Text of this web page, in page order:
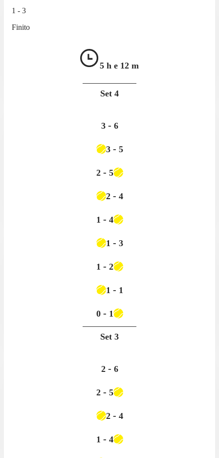
1 - 3
Finito
5 h e 12 m
Set 4
3 - 6
3 - 5
2 - 5
2 - 4
1 - 4
1 - 3
1 - 2
1 - 1
0- 1
Set 3
2 - 6
2 - 5
2 - 4
1 - 4